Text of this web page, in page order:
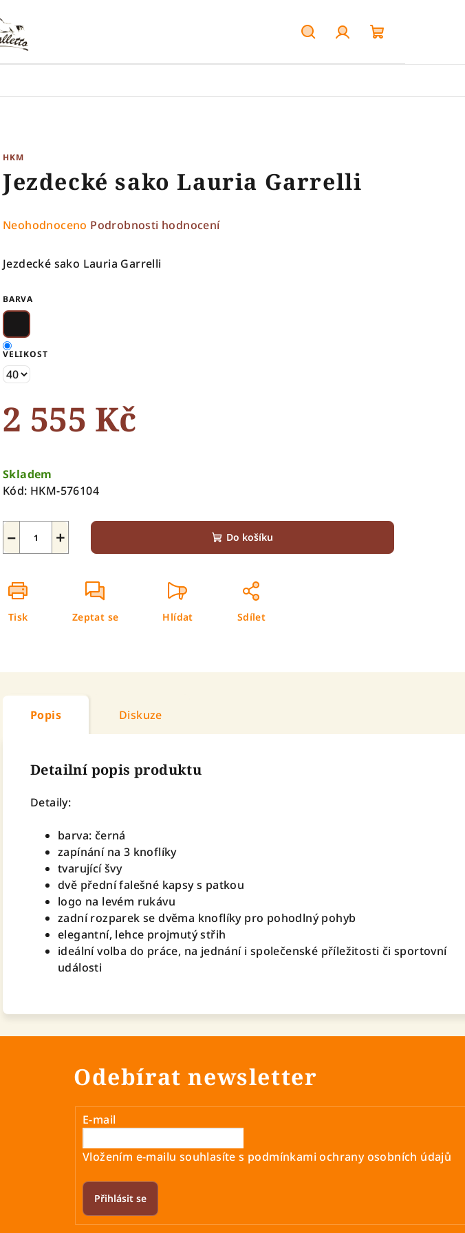
košík
HKM
Jezdecké sako Lauria Garrelli
Průměrné
produktu
je
z
hvězdiček.
Neohodnoceno Podrobnosti hodnocení
Jezdecké sako Lauria Garrelli
BARVA
VELIKOST
2 555 Kč
cena:
Skladem
Kód: HKM-576104
+
− Do košíku
Tisk Zeptat se Hlídat Sdílet
Popis Diskuze
Detailní popis produktu
Detaily:
barva: černá
zapínání na 3 knoflíky
tvarující švy
dvě přední falešné kapsy s patkou
logo na levém rukávu
zadní rozparek se dvěma knoflíky pro pohodlný pohyb
elegantní, lehce projmutý střih
ideální volba do práce, na jednání i společenské příležitosti či sportovní
události
Odebírat newsletter
E-mail
Vložením e-mailu souhlasíte s podmínkami ochrany osobních údajů
Přihlásit se